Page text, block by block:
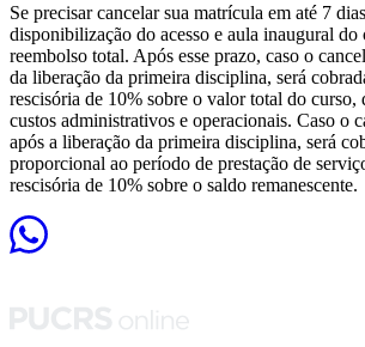
Se precisar cancelar sua matrícula em até 7
disponibilização do acesso e aula inaugural do
reembolso total. Após esse prazo, caso o
da liberação da primeira disciplina, será
rescisória de 10% sobre o valor total do curso,
custos administrativos e operacionais. Caso o
após a liberação da primeira disciplina, será
proporcional ao período de prestação de
rescisória de 10% sobre o saldo remanescente.